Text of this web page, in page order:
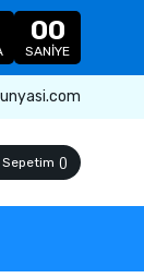
00
SANIYE
Sepetim ()